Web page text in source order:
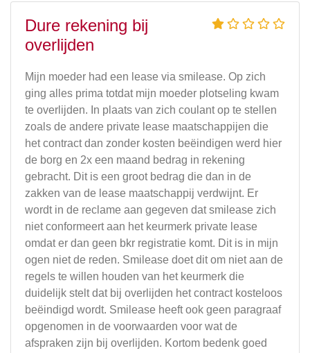
Dure rekening bij
overlijden
Mijn moeder had een lease via smilease. Op zich
ging alles prima totdat mijn moeder plotseling kwam
te overlijden. In plaats van zich coulant op te stellen
zoals de andere private lease maatschappijen die
het contract dan zonder kosten beëindigen werd hier
de borg en 2x een maand bedrag in rekening
gebracht. Dit is een groot bedrag die dan in de
zakken van de lease maatschappij verdwijnt. Er
wordt in de reclame aan gegeven dat smilease zich
niet conformeert aan het keurmerk private lease
omdat er dan geen bkr registratie komt. Dit is in mijn
ogen niet de reden. Smilease doet dit om niet aan de
regels te willen houden van het keurmerk die
duidelijk stelt dat bij overlijden het contract kosteloos
beëindigd wordt. Smilease heeft ook geen paragraaf
opgenomen in de voorwaarden voor wat de
afspraken zijn bij overlijden. Kortom bedenk goed